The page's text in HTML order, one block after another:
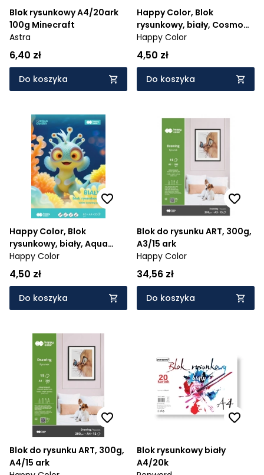
Blok rysunkowy A4/20ark
100g Minecraft
Astra
6,40 zł
Do koszyka
Happy Color, Blok
rysunkowy, biały, Cosmo
Ball, 80 g/m2, A4, 20 ark.
Happy Color
4,50 zł
Do koszyka
Happy Color, Blok
rysunkowy, biały, Aqua
Cuties, 80 g/m2, A4, 20
ark.
Happy Color
4,50 zł
Do koszyka
Blok do rysunku ART, 300g,
A3/15 ark
Happy Color
34,56 zł
Do koszyka
Blok do rysunku ART, 300g,
A4/15 ark
Blok rysunkowy biały
A4/20k